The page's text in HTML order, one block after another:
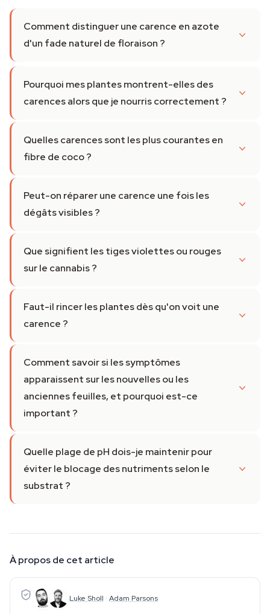
Comment distinguer une carence en azote
d'un fade naturel de floraison ?
Pourquoi mes plantes montrent-elles des
carences alors que je nourris correctement ?
Quelles carences sont les plus courantes en
fibre de coco ?
Peut-on réparer une carence une fois les
dégâts visibles ?
Que signifient les tiges violettes ou rouges
sur le cannabis ?
Faut-il rincer les plantes dès qu'on voit une
carence ?
Comment savoir si les symptômes
apparaissent sur les nouvelles ou les
anciennes feuilles, et pourquoi est-ce
important ?
Quelle plage de pH dois-je maintenir pour
éviter le blocage des nutriments selon le
substrat ?
À propos de cet article
Luke Sholl · Adam Parsons